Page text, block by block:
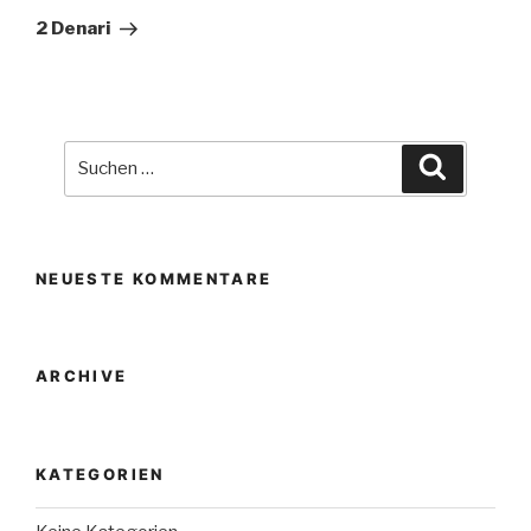
Beitrag
2 Denari
NEUESTE KOMMENTARE
ARCHIVE
KATEGORIEN